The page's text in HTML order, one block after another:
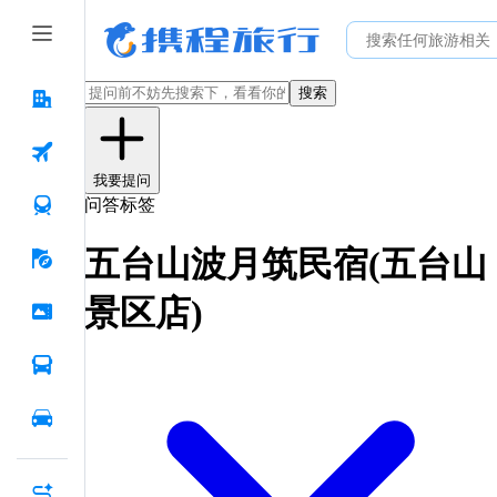
搜索
我要提问
问答标签
五台山波月筑民宿(五台山
景区店)